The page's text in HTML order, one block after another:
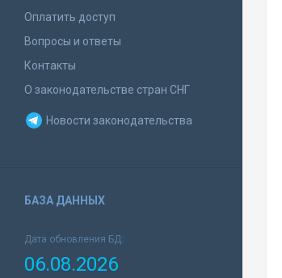
Оплатить доступ
Вопросы и ответы
Контакты
О законодательстве стран СНГ
Новости законодательства
БАЗА ДАННЫХ
Дата обновления БД:
06.08.2026